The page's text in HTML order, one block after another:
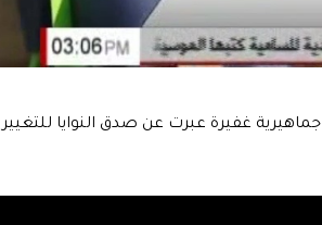
غفيرة عبرت عن صدق النوايا للتغيير